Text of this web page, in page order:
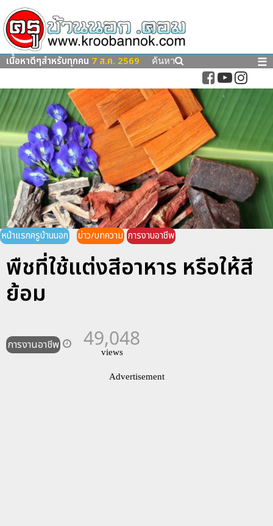
เนื้อหาดีๆสำหรับทุกคน 7 ส.ค. 2569 ค้นหา ☰
หน้าแรกครูบ้านนอก ข่าว/บทความ การงานอาชีพ
พืชที่ใช้แต่งสีอาหาร หรือให้สี
ย้อม
การงานอาชีพ 49,048
views
Advertisement